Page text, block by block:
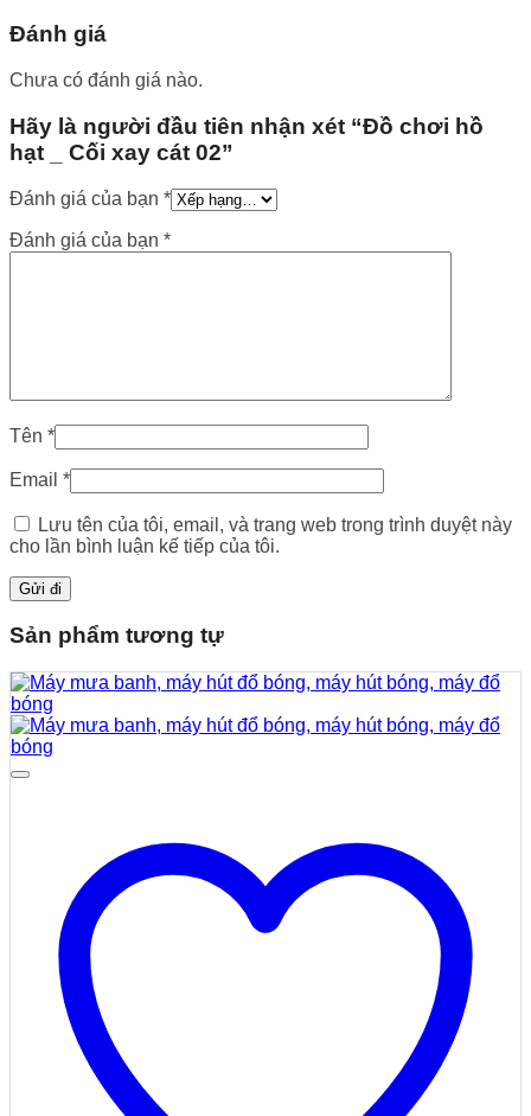
Đánh giá
Chưa có đánh giá nào.
Hãy là người đầu tiên nhận xét “Đồ chơi hồ
hạt _ Cối xay cát 02”
Đánh giá của bạn *
Đánh giá của bạn *
Tên *
Email *
Lưu tên của tôi, email, và trang web trong trình duyệt này
cho lần bình luận kế tiếp của tôi.
Sản phẩm tương tự